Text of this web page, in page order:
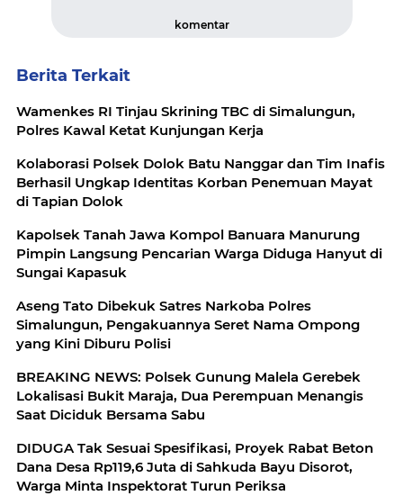
komentar
Berita Terkait
Wamenkes RI Tinjau Skrining TBC di Simalungun,
Polres Kawal Ketat Kunjungan Kerja
Kolaborasi Polsek Dolok Batu Nanggar dan Tim Inafis
Berhasil Ungkap Identitas Korban Penemuan Mayat
di Tapian Dolok
Kapolsek Tanah Jawa Kompol Banuara Manurung
Pimpin Langsung Pencarian Warga Diduga Hanyut di
Sungai Kapasuk
Aseng Tato Dibekuk Satres Narkoba Polres
Simalungun, Pengakuannya Seret Nama Ompong
yang Kini Diburu Polisi
BREAKING NEWS: Polsek Gunung Malela Gerebek
Lokalisasi Bukit Maraja, Dua Perempuan Menangis
Saat Diciduk Bersama Sabu
DIDUGA Tak Sesuai Spesifikasi, Proyek Rabat Beton
Dana Desa Rp119,6 Juta di Sahkuda Bayu Disorot,
Warga Minta Inspektorat Turun Periksa